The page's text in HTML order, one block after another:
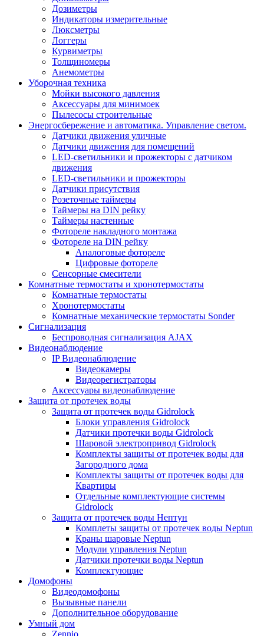
Дозиметры
Индикаторы измерительные
Люксметры
Логгеры
Курвиметры
Толщиномеры
Анемометры
Уборочная техника
Мойки высокого давления
Аксессуары для минимоек
Пылесосы строительные
Энергосбережение и автоматика. Управление светом.
Датчики движения уличные
Датчики движения для помещений
LED-светильники и прожекторы с датчиком
движения
LED-светильники и прожекторы
Датчики присутствия
Розеточные таймеры
Таймеры на DIN рейку
Таймеры настенные
Фотореле накладного монтажа
Фотореле на DIN рейку
Аналоговые фотореле
Цифровые фотореле
Сенсорные смесители
Комнатные термостаты и хронотермостаты
Комнатные термостаты
Хронотермостаты
Комнатные механические термостаты Sonder
Сигнализация
Беспроводная сигнализация AJAX
Видеонаблюдение
IP Видеонаблюдение
Видеокамеры
Видеорегистраторы
Аксессуары видеонаблюдение
Защита от протечек воды
Защита от протечек воды Gidrolock
Блоки управления Gidrolock
Датчики протечки воды Gidrolock
Шаровой электропривод Gidrolock
Комплекты защиты от протечек воды для
Загородного дома
Комплекты защиты от протечек воды для
Квартиры
Отдельные комплектующие системы
Gidrolock
Защита от протечек воды Нептун
Комплеты защиты от протечек воды Neptun
Краны шаровые Neptun
Модули управления Neptun
Датчики протечки воды Neptun
Комплектующие
Домофоны
Видеодомофоны
Вызывные панели
Дополнительное оборудование
Умный дом
Zennio